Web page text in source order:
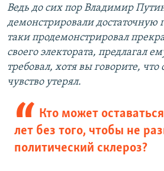
Ведь до сих пор Владимир
демонстрировали достаточную
таки продемонстрировал
своего электората, предлагал
требовал, хотя вы говорите, что
чувство утерял.
Кто может
лет без того, чтобы не
политический склероз?